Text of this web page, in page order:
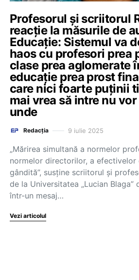
Profesorul și scriitorul
reacție la măsurile de
Educație: Sistemul va
haos cu profesori prea
clase prea aglomerate
educație prea prost
care nici foarte puținii
mai vrea să intre nu
unde
Redacția 9 iulie 2025
„Mărirea simultană a normelor
normelor directorilor, a efectivelor
gândită”, susține scriitorul și
de la Universitatea „Lucian Blaga”
într-un mesaj…
Vezi articolul